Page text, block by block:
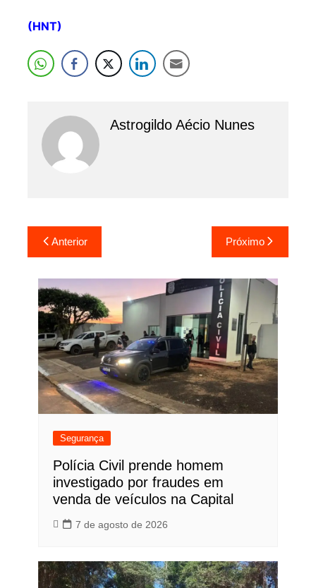
(HNT)
Astrogildo Aécio Nunes
Navegação
de
Post
Anterior Próximo
Segurança
Polícia Civil prende homem
investigado por fraudes em
venda de veículos na Capital
7 de agosto de 2026